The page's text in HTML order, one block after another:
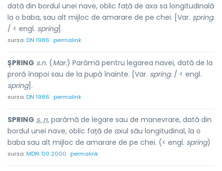
dată din bordul unei nave, oblic față de axa sa longitudinală
la o baba, sau alt mijloc de amarare de pe chei. [Var. șpring.
/ < engl. spring].
sursa:DN 1986 permalink
ȘPRING s.n. (Mar.) Parâmă pentru legarea navei, dată de la
proră înapoi sau de la pupă înainte. [Var. spring. / < engl.
spring].
sursa:DN 1986 permalink
SPRING s. n. parâmă de legare sau de manevrare, dată din
bordul unei nave, oblic față de axul său longitudinal, la o
baba sau alt mijloc de amarare de pe chei. (< engl. spring)
sursa:MDN '00 2000 permalink